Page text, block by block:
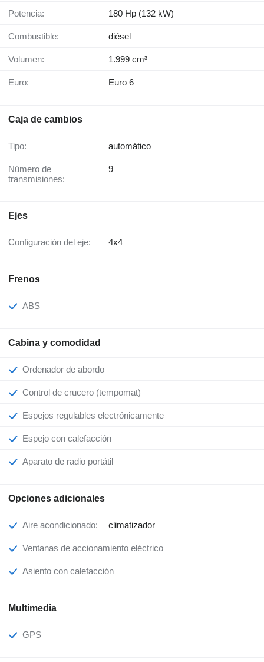
Potencia: 180 Hp (132 kW)
Combustible: diésel
Volumen: 1.999 cm³
Euro: Euro 6
Caja de cambios
Tipo: automático
Número de
transmisiones:
9
Ejes
Configuración del eje: 4x4
Frenos
ABS
Cabina y comodidad
Ordenador de abordo
Control de crucero (tempomat)
Espejos regulables electrónicamente
Espejo con calefacción
Aparato de radio portátil
Opciones adicionales
Aire acondicionado: climatizador
Ventanas de accionamiento eléctrico
Asiento con calefacción
Multimedia
GPS